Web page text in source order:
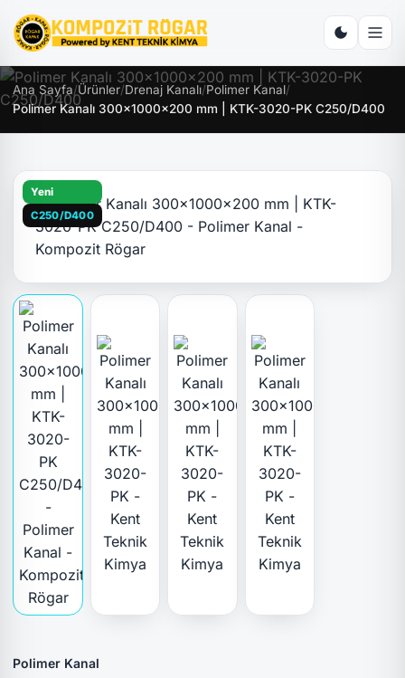
Ana Sayfa/Ürünler/Drenaj Kanalı/Polimer Kanal/
Polimer Kanalı 300x1000x200 mm | KTK-3020-PK C250/D400
Yeni
C250/D400
Polimer Kanal